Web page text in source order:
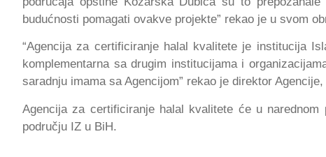
budućnosti pomagati ovakve projekte” rekao je u svom
“Agencija za certificiranje halal kvalitete je institucija
komplementarna sa drugim institucijama i
saradnju imama sa Agencijom” rekao je direktor
Agencija za certificiranje halal kvalitete će u
području IZ u BiH.